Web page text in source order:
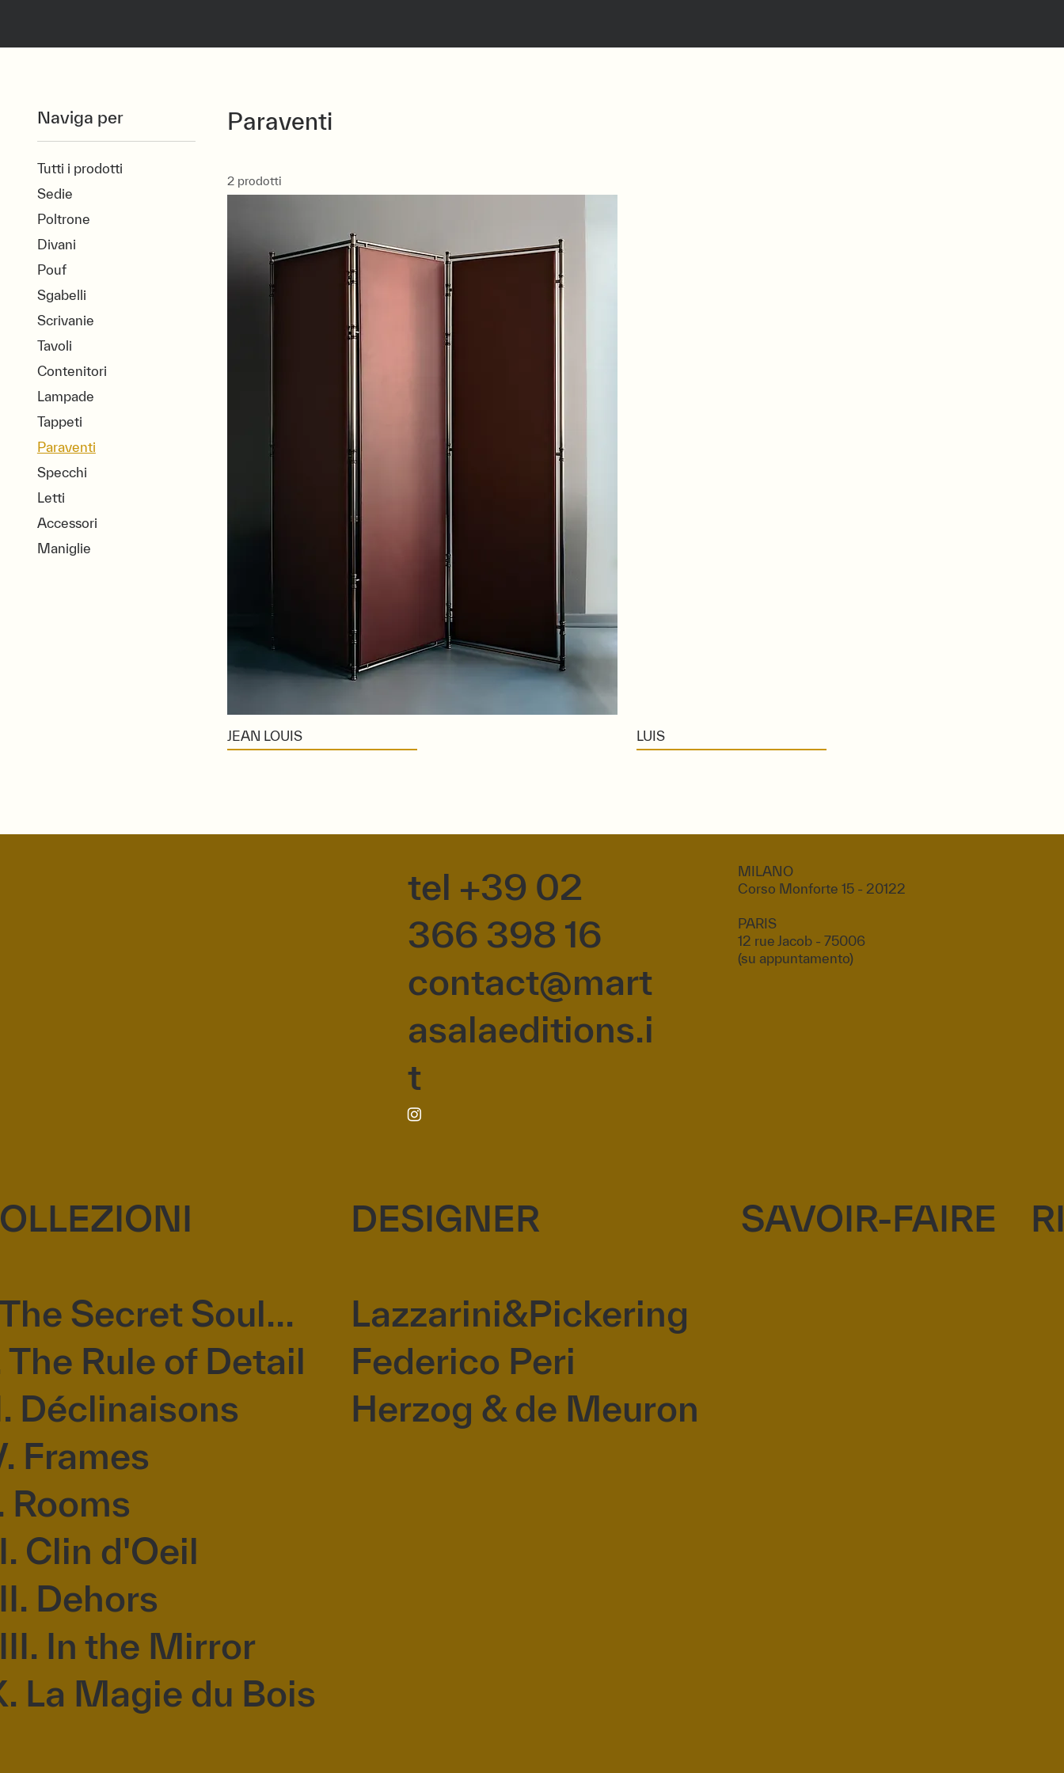
Naviga per
Tutti i prodotti
Sedie
Poltrone
Divani
Pouf
Sgabelli
Scrivanie
Tavoli
Contenitori
Lampade
Tappeti
Paraventi
Specchi
Letti
Accessori
Maniglie
Paraventi
2 prodotti
JEAN LOUIS LUIS
tel +39 02
366 398 16
contact@mart
asalaeditions.i
t
MILANO
Corso Monforte 15 - 20122
PARIS
12 rue Jacob - 75006
(su appuntamento)
Secret Soul...
The Rule of Detail
Déclinaisons
Frames
Rooms
Clin d'Oeil
Dehors
In the Mirror
La Magie du Bois
DESIGNER
Lazzarini&Pickering
Federico Peri
Herzog & de Meuron
SAVOIR-FAIRE